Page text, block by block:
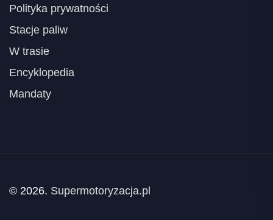
Polityka prywatności
Stacje paliw
W trasie
Encyklopedia
Mandaty
© 2026. Supermotoryzacja.pl